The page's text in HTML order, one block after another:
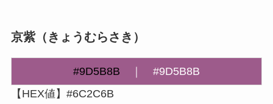
京紫（きょうむらさき）
#9D5B8B
#9D5B8B
【HEX値】#6C2C6B